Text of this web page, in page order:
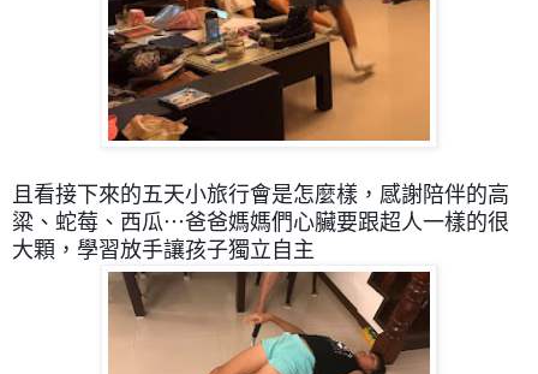
且看接下來的五天小旅行會是怎麼樣， 感謝陪伴的高
粱、蛇莓、西瓜⋯爸爸媽媽們心臟要跟超人一樣的很
大顆，學習放手讓孩子獨立自主